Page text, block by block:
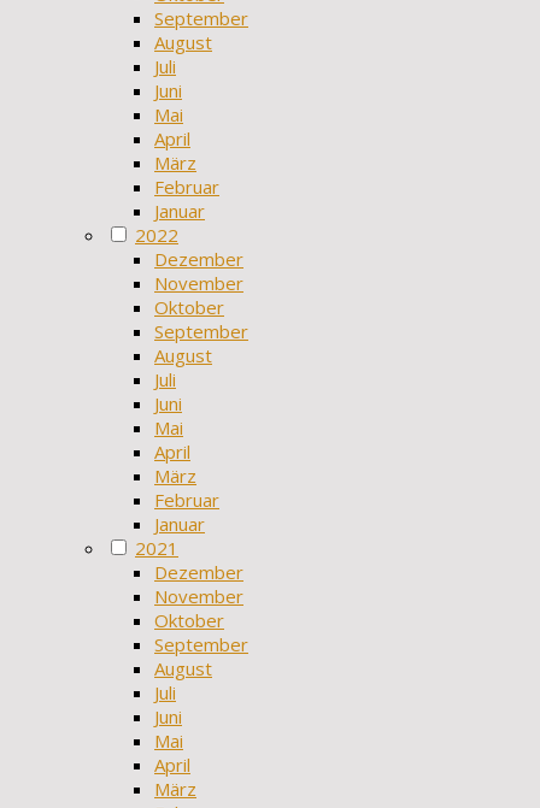
September
August
Juli
Juni
Mai
April
März
Februar
Januar
2022
Dezember
November
Oktober
September
August
Juli
Juni
Mai
April
März
Februar
Januar
2021
Dezember
November
Oktober
September
August
Juli
Juni
Mai
April
März